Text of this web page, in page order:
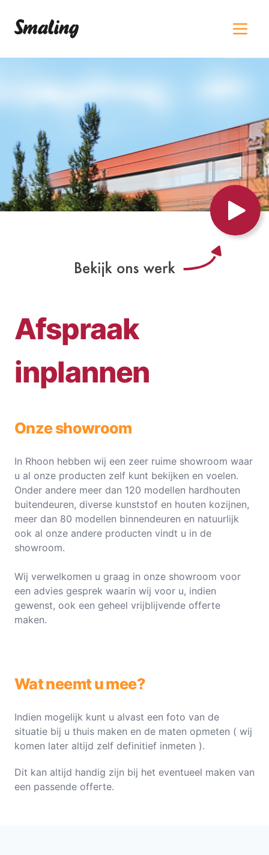
Afspraak
inplannen
Onze showroom
In Rhoon hebben wij een zeer ruime showroom waar
u al onze producten zelf kunt bekijken en voelen.
Onder andere meer dan 120 modellen hardhouten
buitendeuren, diverse kunststof en houten kozijnen,
meer dan 80 modellen binnendeuren en natuurlijk
ook al onze andere producten vindt u in de
showroom.
Wij verwelkomen u graag in onze showroom voor
een advies gesprek waarin wij voor u, indien
gewenst, ook een geheel vrijblijvende offerte
maken.
Wat neemt u mee?
Indien mogelijk kunt u alvast een foto van de
situatie bij u thuis maken en de maten opmeten ( wij
komen later altijd zelf definitief inmeten ).
Dit kan altijd handig zijn bij het eventueel maken van
een passende offerte.